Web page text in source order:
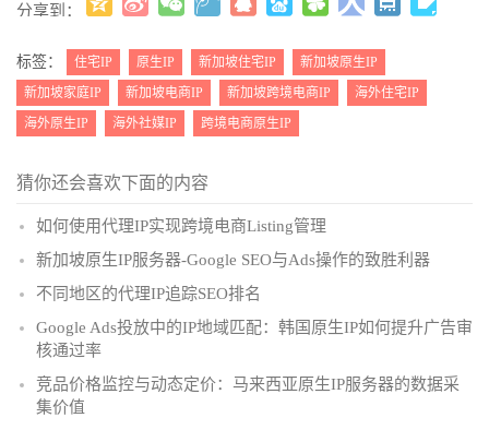
分享到：
( )
标签： 住宅IP 原生IP 新加坡住宅IP
新加坡原生IP
新加坡家庭IP
新加坡电商IP 新加坡跨境电商IP
海外住宅IP
海外原生IP
海外社媒IP 跨境电商原生IP
猜你还会喜欢下面的内容
如何使用代理IP实现跨境电商Listing管理
新加坡原生IP服务器-Google SEO与Ads操作的致胜利器
不同地区的代理IP追踪SEO排名
Google Ads投放中的IP地域匹配：韩国原生IP如何提升广告审
核通过率
竞品价格监控与动态定价：马来西亚原生IP服务器的数据采
集价值